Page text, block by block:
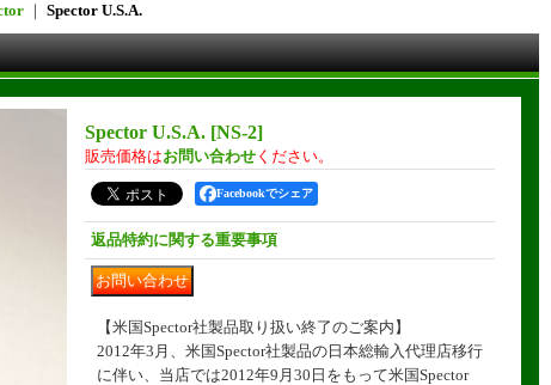
｜ Spector U.S.A.
Spector U.S.A. [NS-2]
販売価格はお問い合わせ ください。
Facebookでシェア
返品特約に関する重要事項
【米国Spector社製品取り扱い終了のご案内】
2012年3月、米国Spector社製品の日本総輸入代理店移行
に伴い、当店では2012年9月30日をもって米国Spector